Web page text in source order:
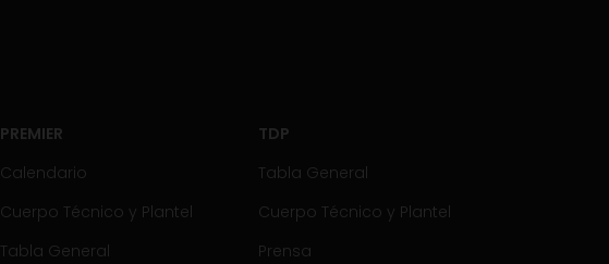
PREMIER
Calendario
Cuerpo Técnico y Plantel
Tabla General
TDP
Tabla General
Cuerpo Técnico y Plantel
Prensa